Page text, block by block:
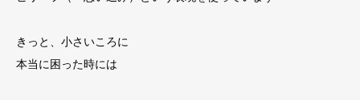
きっと、小さいころに
本当に困った時には